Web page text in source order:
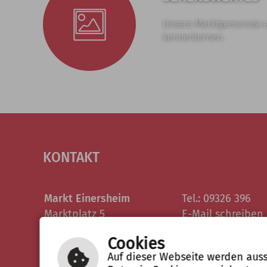
Unsere Marktgemeinde
kennenlernen.
KONTAKT
Markt Einersheim
Tel.: 09326 396
Marktplatz 5
E-Mail schreiben
Cookies
Auf dieser Webseite werden